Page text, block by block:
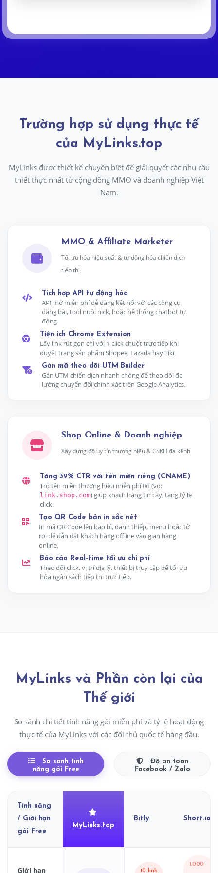
Trường hợp sử dụng thực tế
của MyLinks.top
MyLinks được thiết kế chuyên biệt để giải quyết các nhu cầu
thiết thực nhất từ cộng đồng MMO và doanh nghiệp Việt
Nam.
MMO & Affiliate Marketer
Tối ưu hóa hiệu suất & tự động hóa chiến dịch
tiếp thị
Tích hợp API tự động hóa
API mở miễn phí dễ dàng kết nối với các công cụ
đăng bài, tool nuôi nick, hoặc hệ thống chatbot tự
động.
Tiện ích Chrome Extension
Lấy link rút gọn chỉ với 1-click chuột trực tiếp khi
duyệt trang sản phẩm Shopee, Lazada hay Tiki.
Gán mã theo dõi UTM Builder
Gán UTM chiến dịch nhanh chóng để theo dõi đo
lường chuyển đổi chính xác trên Google Analytics.
Shop Online & Doanh nghiệp
Xây dựng độ uy tín thương hiệu & CSKH đa kênh
Tăng 39% CTR với tên miền riêng (CNAME)
Trỏ tên miền thương hiệu miễn phí 0đ (vd:
link.shop.com) giúp khách hàng tin cậy, tăng tỷ lệ
click.
Tạo QR Code bản in sắc nét
In mã QR Code lên bao bì, danh thiếp, menu hoặc tờ
rơi để dẫn dắt khách hàng offline vào gian hàng
online.
Báo cáo Real-time tối ưu chi phí
Theo dõi click, vị trí địa lý, thiết bị truy cập để tối ưu
hóa ngân sách tiếp thị trực tiếp.
MyLinks và Phần còn lại của
Thế giới
So sánh chi tiết tính năng gói miễn phí và tỷ lệ hoạt động
thực tế của MyLinks với các đối thủ quốc tế hàng đầu.
So sánh tính
năng gói Free
Độ an toàn
Facebook / Zalo
Tính năng
/ Giới hạn
gói Free
MyLinks.top
Bitly Short.io
Giới hạn
10 link
1.000